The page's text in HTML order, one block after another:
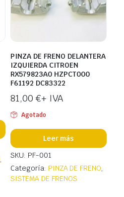
,
PINZA DE FRENO DELANTERA
IZQUIERDA CITROEN
RX579823A0 HZPCT000
F61192 DC83322
81,00 €+ IVA
Agotado
Leer más
SKU: PF-001
Categoría: PINZA DE FRENO,
SISTEMA DE FRENOS